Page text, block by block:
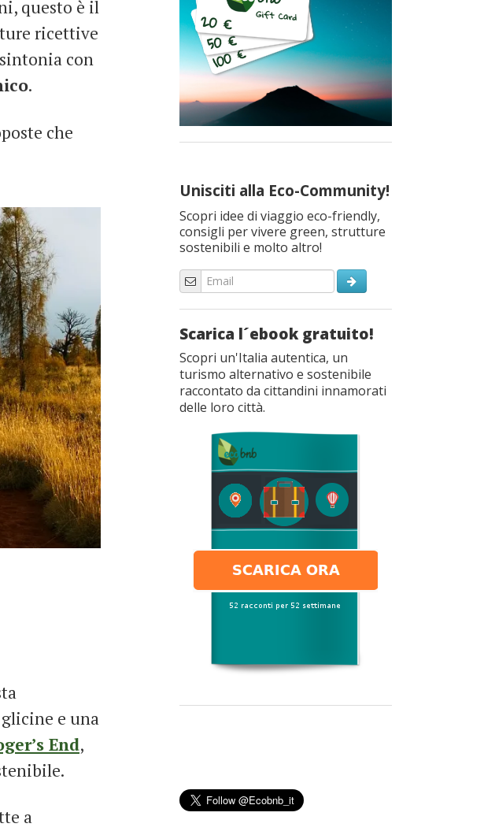
questo è il
ricettive
con
.
che
e una
End,
a
Unisciti alla Eco-Community!
Scopri idee di viaggio eco-friendly,
consigli per vivere green, strutture
sostenibili e molto altro!
Scarica l´ebook gratuito!
Scopri un'Italia autentica, un
turismo alternativo e sostenibile
raccontato da cittandini innamorati
delle loro città.